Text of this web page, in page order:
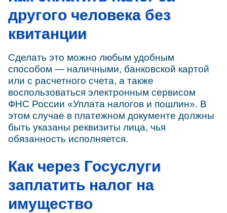
другого человека без
квитанции
Сделать это можно любым удобным
способом — наличными, банковской картой
или с расчетного счета, а также
воспользоваться электронным сервисом
ФНС России «Уплата налогов и пошлин». В
этом случае в платежном документе должны
быть указаны реквизиты лица, чья
обязанность исполняется.
Как через Госуслуги
заплатить налог на
имущество